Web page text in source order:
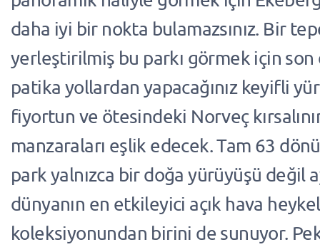
daha iyi bir nokta bulamazsınız. Bir
yerleştirilmiş bu parkı görmek için son
patika yollardan yapacağınız keyifli
fiyortun ve ötesindeki Norveç
manzaraları eşlik edecek. Tam 63
park yalnızca bir doğa yürüyüşü değil
dünyanın en etkileyici açık hava heykel
koleksiyonundan birini de sunuyor.